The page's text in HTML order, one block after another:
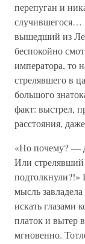
перепуган и
случившегося…
вышедший из
беспокойно
императора, то
стрелявшего в
большого
факт: выстрел,
расстояния,
«Но почему? —
Или
мысль
искать глазами
платок и вытер
мгновенно.